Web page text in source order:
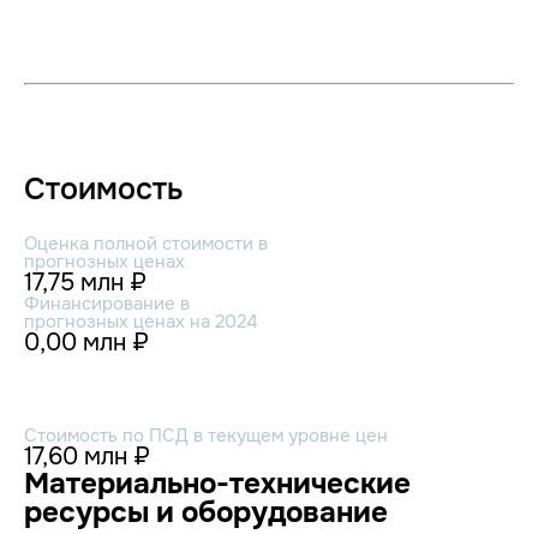
Стоимость
Оценка полной стоимости в
прогнозных ценах
17,75 млн ₽
Финансирование в
прогнозных ценах на 2024
0,00 млн ₽
Стоимость по ПСД в текущем уровне цен
17,60 млн ₽
Материально-технические
ресурсы и оборудование